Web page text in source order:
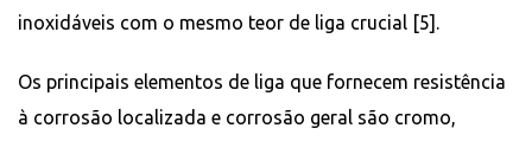
inoxidáveis ​​com o mesmo teor de liga crucial [5].
Os principais elementos de liga que fornecem resistência
à corrosão localizada e corrosão geral são cromo,